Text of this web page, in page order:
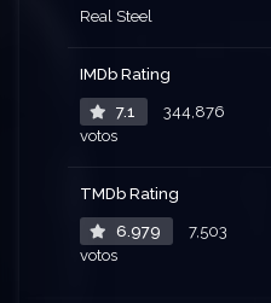
Real Steel
IMDb Rating
7.1
344,876
votos
TMDb Rating
6.979
7,503
votos